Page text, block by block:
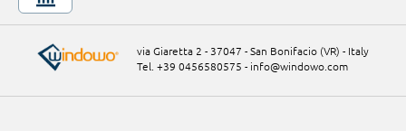
via Giaretta 2 - 37047 - San Bonifacio (VR) - Italy
Tel. +39 0456580575 - info@windowo.com